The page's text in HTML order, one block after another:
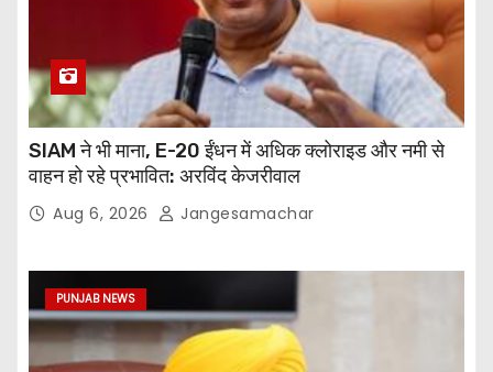
SIAM ने भी माना, E-20 ईंधन में अधिक क्लोराइड और नमी से
वाहन हो रहे प्रभावित: अरविंद केजरीवाल
Aug 6, 2026 Jangesamachar
PUNJAB NEWS